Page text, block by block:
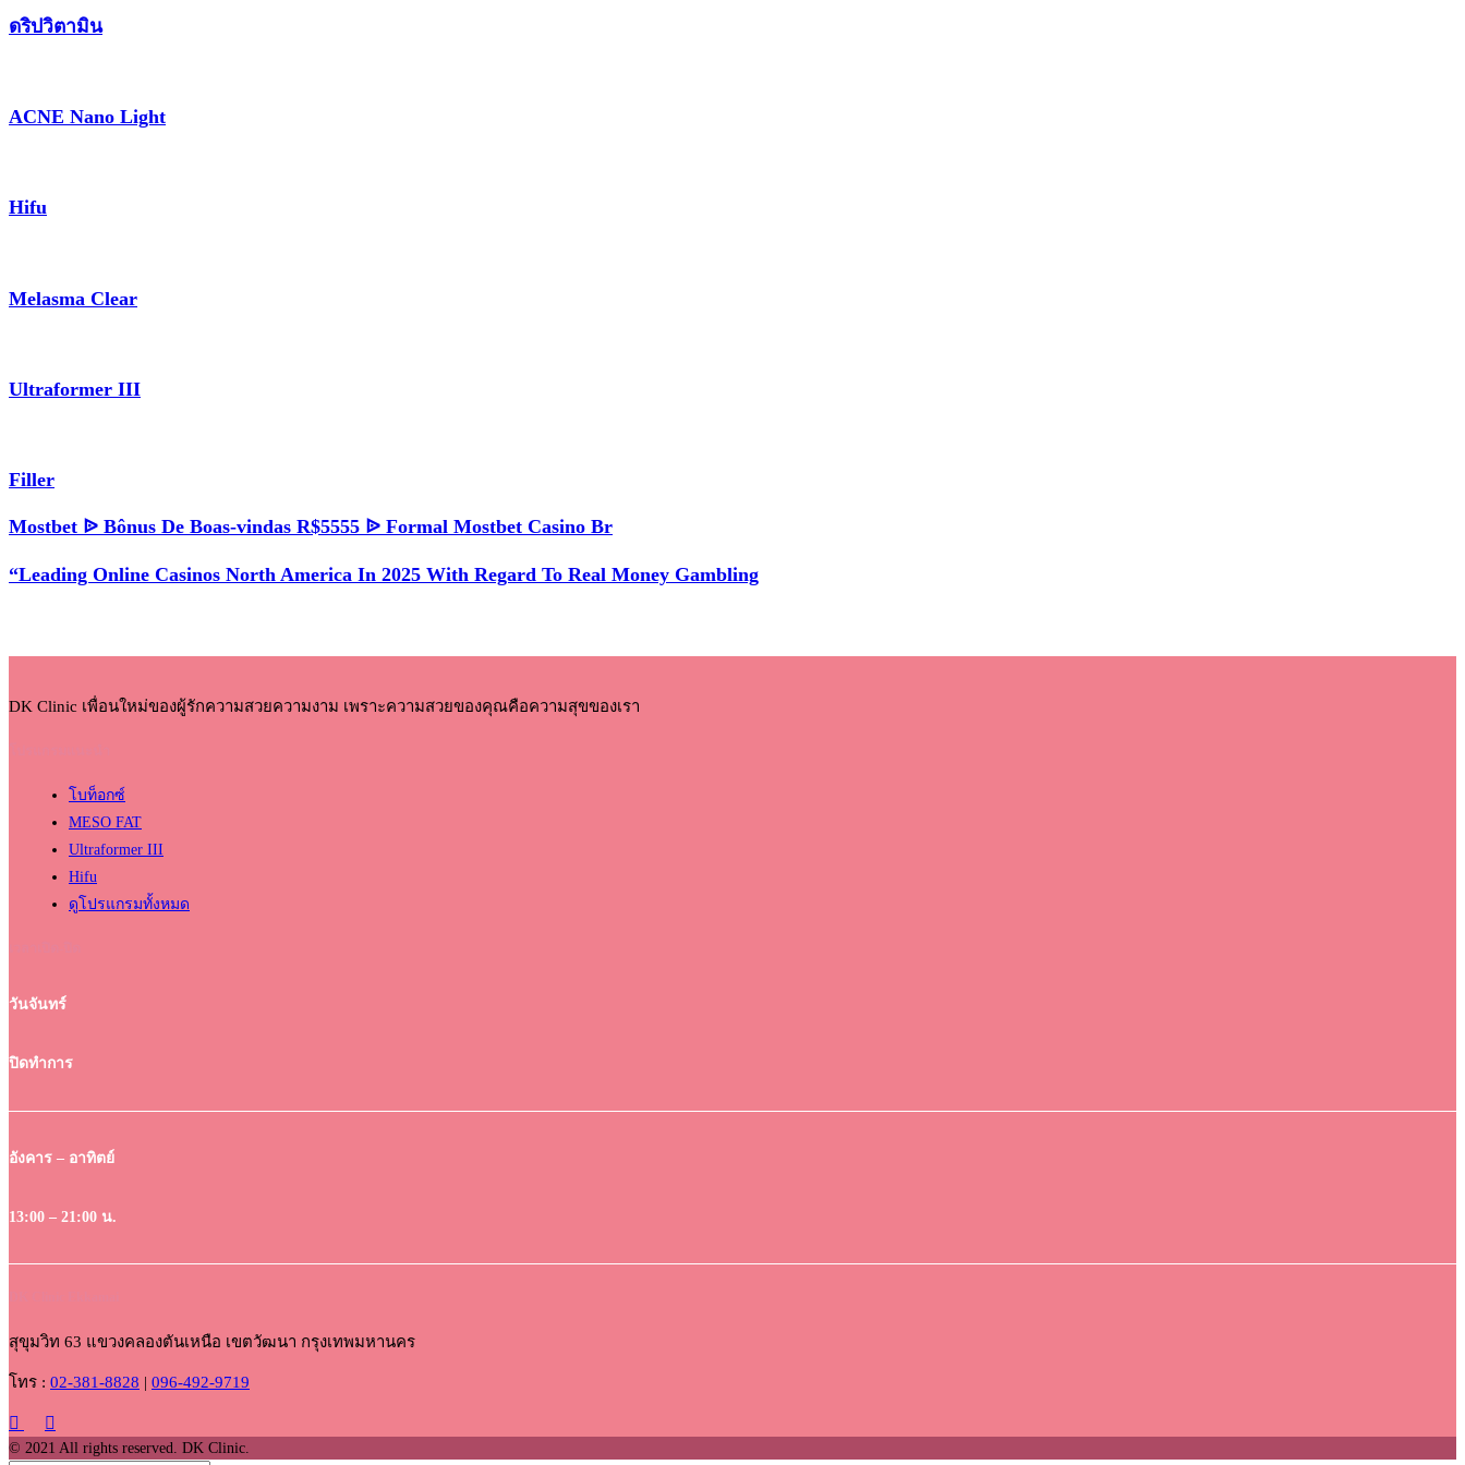
ดริปวิตามิน
ACNE Nano Light
Hifu
Melasma Clear
Ultraformer III
Filler
Mostbet ᐉ Bônus De Boas-vindas R$5555 ᐉ Formal Mostbet Casino Br
“Leading Online Casinos North America In 2025 With Regard To Real Money Gambling
DK Clinic เพื่อนใหม่ของผู้รักความสวยความงาม เพราะความสวยของคุณคือความสุขของเรา
โบท็อกซ์
MESO FAT
Ultraformer III
Hifu
ดูโปรแกรมทั้งหมด
วันจันทร์
ปิดทำการ
อังคาร – อาทิตย์
13:00 – 21:00 น.
สุขุมวิท 63 แขวงคลองตันเหนือ เขตวัฒนา กรุงเทพมหานคร
โทร : 02-381-8828 | 096-492-9719
© 2021 All rights reserved. DK Clinic.